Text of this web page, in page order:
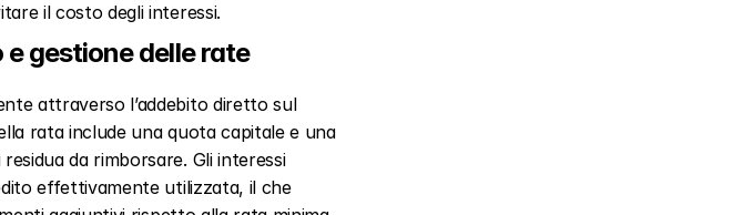
il costo degli interessi.
gestione delle rate
attraverso l’addebito diretto sul
rata include una quota capitale e una
da rimborsare. Gli interessi
effettivamente utilizzata, il che